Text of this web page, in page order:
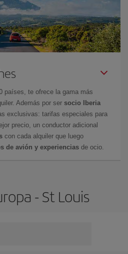
países, te ofrece la gama más
Además por ser socio Iberia
exclusivas: tarifas especiales para
precio, un conductor adicional
con cada alquiler que luego
de avión y experiencias de ocio.
- St Louis